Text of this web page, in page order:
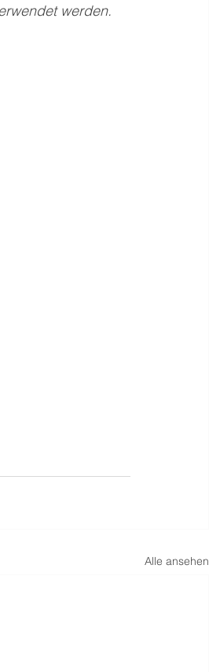
werden.
Alle ansehen